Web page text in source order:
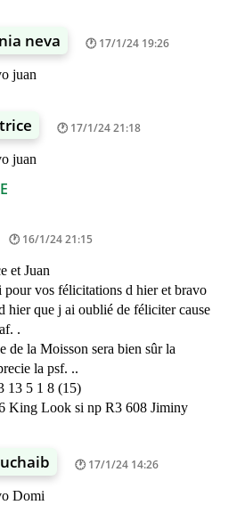
neva 17/1/24 19:26
juan
17/1/24 21:18
juan
16/1/24 21:15
et Juan
pour vos félicitations d hier et bravo
hier que j ai oublié de féliciter cause
.
de la Moisson sera bien sûr la
la psf. ..
13 5 1 8 (15)
King Look si np R3 608 Jiminy
17/1/24 14:26
Domi